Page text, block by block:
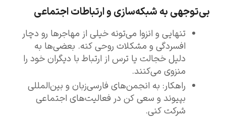
بی‌توجهی به شبکه‌سازی و ارتباطات اجتماعی
تنهایی و انزوا می‌تونه خیلی از مهاجرها رو دچار
افسردگی و مشکلات روحی کنه. بعضی‌ها به
دلیل خجالت یا ترس از ارتباط با دیگران خود را
منزوی می‌کنند.
راهکار: به انجمن‌های فارسی‌زبان و بین‌المللی
بپیوند و سعی کن در فعالیت‌های اجتماعی
شرکت کنی.